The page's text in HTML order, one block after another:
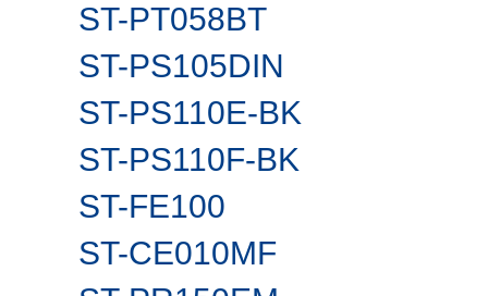
ST-PT058BT
ST-PS105DIN
ST-PS110E-BK
ST-PS110F-BK
ST-FE100
ST-CE010MF